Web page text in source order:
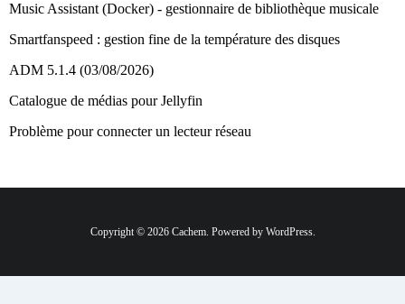
Music Assistant (Docker) - gestionnaire de bibliothèque musicale
Smartfanspeed : gestion fine de la température des disques
ADM 5.1.4 (03/08/2026)
Catalogue de médias pour Jellyfin
Problème pour connecter un lecteur réseau
Copyright © 2026 Cachem. Powered by WordPress.